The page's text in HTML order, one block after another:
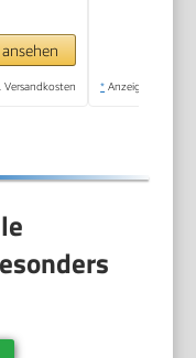
Versandkosten * Anzeige